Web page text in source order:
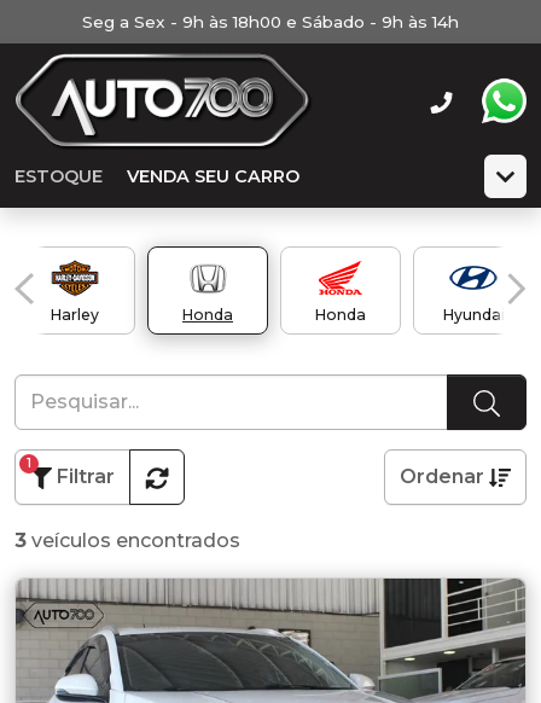
Seg a Sex - 9h às 18h00 e Sábado - 9h às 14h
ESTOQUE VENDA SEU CARRO
Harley Honda Honda Hyundai
Filtrar
1
Ordenar
3 veículos encontrados